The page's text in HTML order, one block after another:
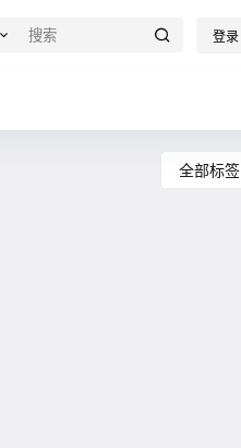
登录
全部标签